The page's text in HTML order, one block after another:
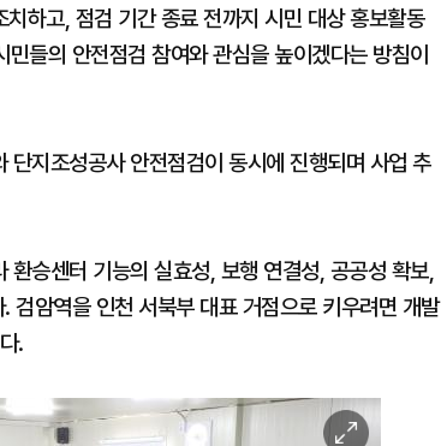
하고, 점검 기간 종료 전까지 시민 대상 홍보활동
들의 안전점검 참여와 관심을 높이겠다는 방침이
지조성공사 안전점검이 동시에 진행되며 사업 추
승센터 기능의 실효성, 보행 연결성, 공공성 확보,
검암역을 인천 서북부 대표 거점으로 키우려면 개발
.
이